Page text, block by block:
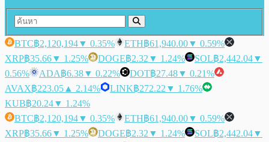
BTC฿2,120,194▼ 0.35% ETH฿61,940.00▼ 0.59%
XRP฿35.66▼ 1.25% DOGE฿2.32 ▼ 1.24% SOL฿2,442.04▼
0.56%
ADA฿6.38▼ 0.22% DOT฿27.48▼ 0.21%
AVAX฿223.05 ▲ 2.14% LINK฿272.22 ▼ 1.76%
KUB฿20.24▼ 1.24%
BTC฿2,120,194▼ 0.35% ETH฿61,940.00▼ 0.59%
XRP฿35.66▼ 1.25% DOGE฿2.32 ▼ 1.24% SOL฿2,442.04▼